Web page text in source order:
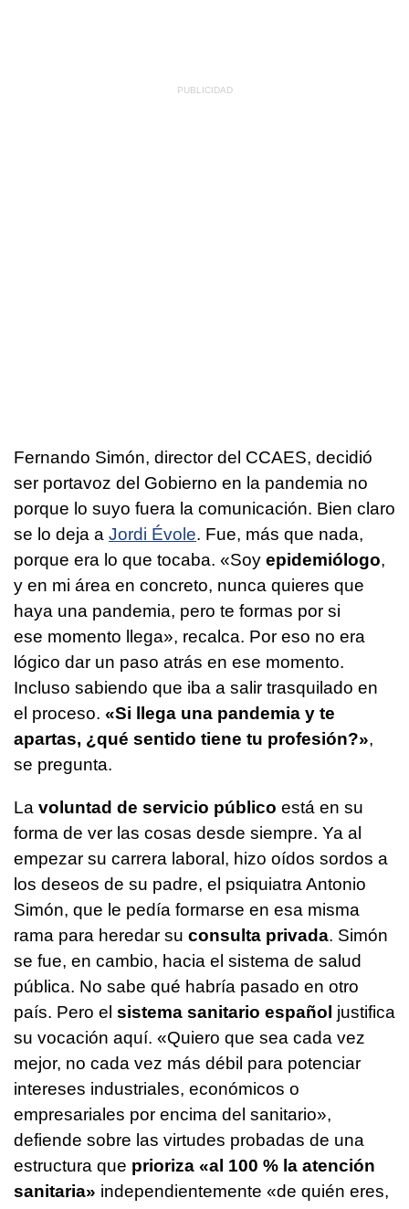
Fernando Simón, director del CCAES, decidió
ser portavoz del Gobierno en la pandemia no
porque lo suyo fuera la comunicación. Bien claro
se lo deja a Jordi Évole. Fue, más que nada,
porque era lo que tocaba. «Soy epidemiólogo,
y en mi área en concreto, nunca quieres que
haya una pandemia, pero te formas por si
ese momento llega», recalca. Por eso no era
lógico dar un paso atrás en ese momento.
Incluso sabiendo que iba a salir trasquilado en
el proceso. «Si llega una pandemia y te
apartas, ¿qué sentido tiene tu profesión?»,
se pregunta.
La voluntad de servicio público está en su
forma de ver las cosas desde siempre. Ya al
empezar su carrera laboral, hizo oídos sordos a
los deseos de su padre, el psiquiatra Antonio
Simón, que le pedía formarse en esa misma
rama para heredar su consulta privada. Simón
se fue, en cambio, hacia el sistema de salud
pública. No sabe qué habría pasado en otro
país. Pero el sistema sanitario español justifica
su vocación aquí. «Quiero que sea cada vez
mejor, no cada vez más débil para potenciar
intereses industriales, económicos o
empresariales por encima del sanitario»,
defiende sobre las virtudes probadas de una
estructura que prioriza «al 100 % la atención
sanitaria» independientemente «de quién eres,